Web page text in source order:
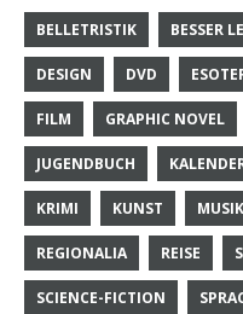
BELLETRISTIK BESSER
DESIGN DVD
FILM GRAPHIC NOVEL
JUGENDBUCH
KRIMI KUNST MUSIK
REGIONALIA REISE
SCIENCE-FICTION